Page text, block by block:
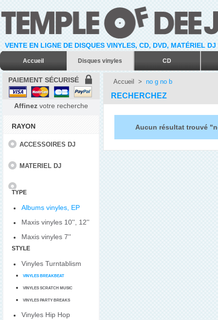
VENTE EN LIGNE DE DISQUES VINYLES, CD, DVD, MATÉRIEL
Accueil Disques vinyles CD
PAIEMENT SÉCURISÉ
Affinez votre recherche
RAYON
ACCESSOIRES DJ
MATERIEL DJ
TYPE
Albums vinyles, EP
Maxis vinyles 10'', 12''
Maxis vinyles 7''
STYLE
Vinyles Turntablism
VINYLES BREAKBEAT
VINYLES SCRATCH MUSIC
VINYLES PARTY BREAKS
Vinyles Hip Hop
Accueil > no g no b
RECHERCHEZ
Aucun résultat trouvé